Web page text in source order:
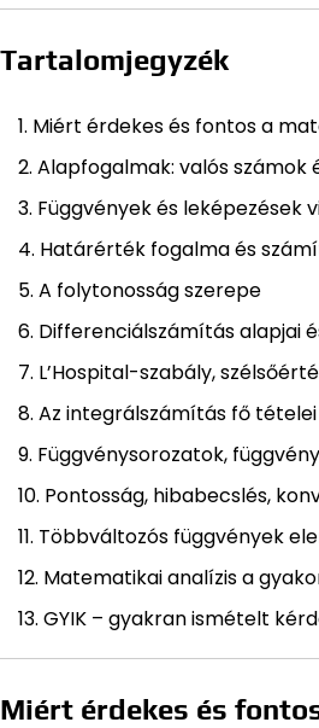
Tartalomjegyzék
Miért érdekes és fontos a
Alapfogalmak: valós számok
Függvények és leképezések
Határérték fogalma és
A folytonosság szerepe
Differenciálszámítás alapjai
L’Hospital-szabály,
Az integrálszámítás fő
Függvénysorozatok,
Pontosság, hibabecslés,
Többváltozós függvények
Matematikai analízis a
GYIK – gyakran ismételt
Miért érdekes és